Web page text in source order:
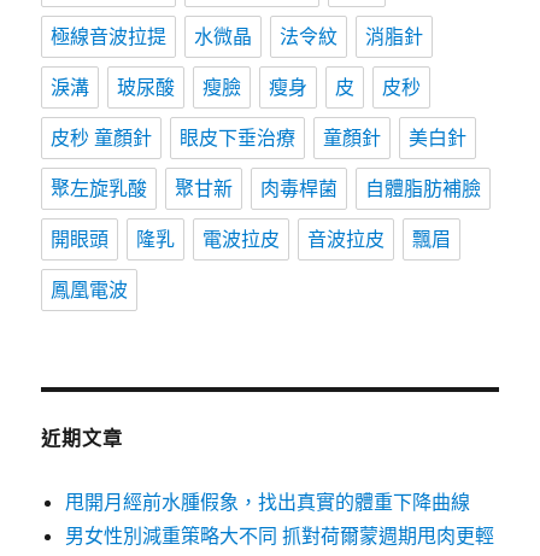
極線音波拉提 水微晶 法令紋 消脂針
淚溝 玻尿酸 瘦臉 瘦身 皮 皮秒
皮秒 童顏針 眼皮下垂治療 童顏針 美白針
聚左旋乳酸 聚甘新 肉毒桿菌 自體脂肪補臉
開眼頭 隆乳 電波拉皮 音波拉皮 飄眉
鳳凰電波
近期文章
甩開月經前水腫假象，找出真實的體重下降曲線
男女性別減重策略大不同 抓對荷爾蒙週期甩肉更輕